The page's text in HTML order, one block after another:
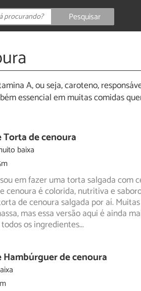
Pesquisar
A, ou seja, caroteno,
essencial em muitas comidas
Torta de cenoura
baixa
em fazer uma torta salgada com
cenoura é colorida, nutritiva e
de cenoura salgada por aí.
mas essa versão aqui é ainda
os ingredientes...
Hambúrguer de cenoura